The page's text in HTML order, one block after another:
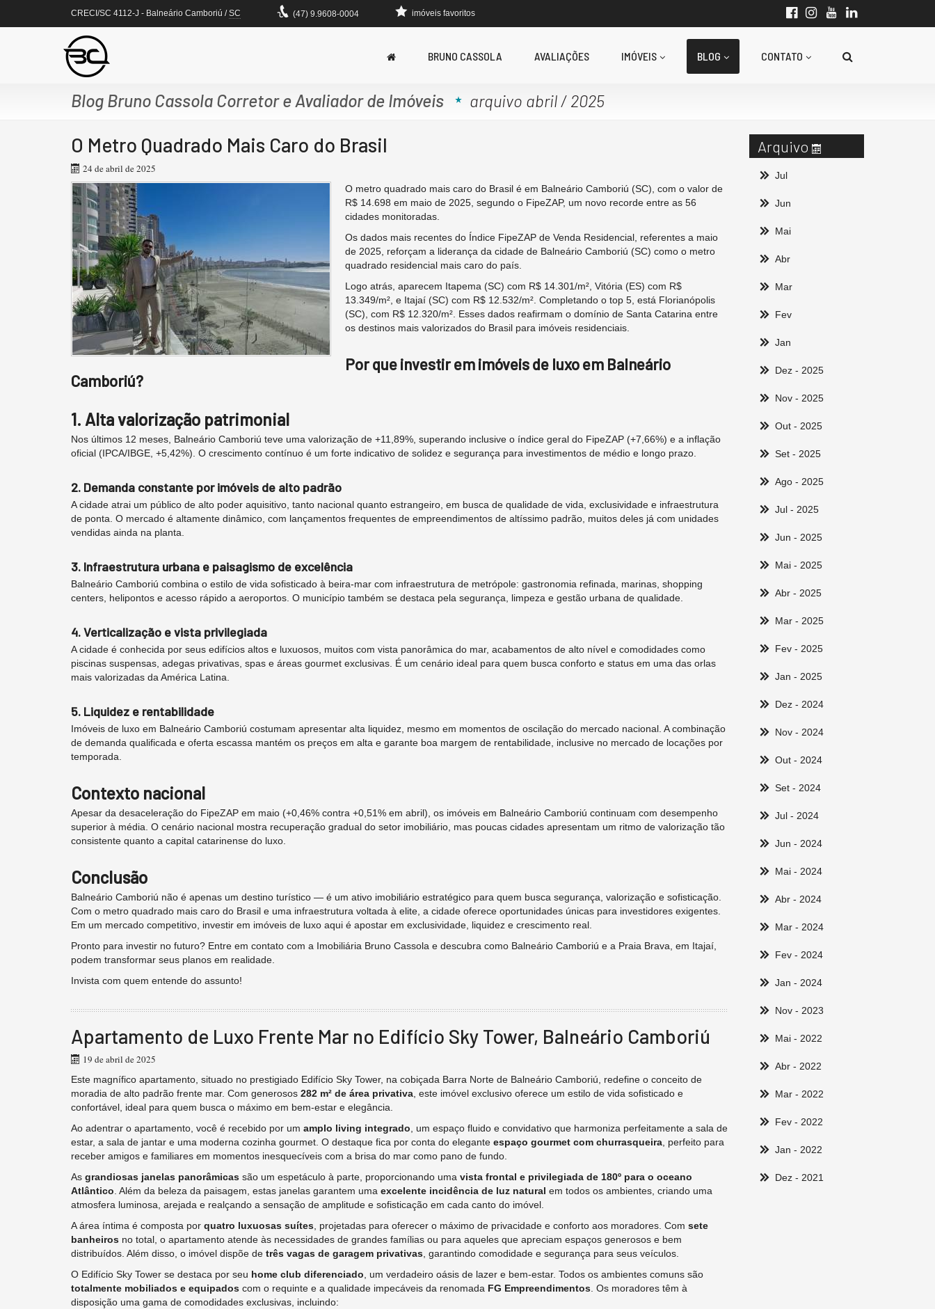
CRECI/SC 4112-J - Balneário Camboriú /SC (47) 9.9608-0004 imóveis favoritos
BRUNO CASSOLA AVALIAÇÕES IMÓVEIS BLOG CONTATO
Blog Bruno Cassola Corretor e Avaliador de Imóveis arquivo abril / 2025
O Metro Quadrado Mais Caro do Brasil
24 de abril de 2025
O metro quadrado mais caro do Brasil é em Balneário Camboriú (SC), com o valor de
R$ 14.698 em maio de 2025, segundo o FipeZAP, um novo recorde entre as 56
cidades monitoradas.
Os dados mais recentes do Índice FipeZAP de Venda Residencial, referentes a maio
de 2025, reforçam a liderança da cidade de Balneário Camboriú (SC) como o metro
quadrado residencial mais caro do país.
Logo atrás, aparecem Itapema (SC) com R$ 14.301/m², Vitória (ES) com R$
13.349/m², e Itajaí (SC) com R$ 12.532/m². Completando o top 5, está Florianópolis
(SC), com R$ 12.320/m². Esses dados reafirmam o domínio de Santa Catarina entre
os destinos mais valorizados do Brasil para imóveis residenciais.
Por que investir em imóveis de luxo em Balneário
Camboriú?
1. Alta valorização patrimonial
Nos últimos 12 meses, Balneário Camboriú teve uma valorização de +11,89%, superando inclusive o índice geral do FipeZAP (+7,66%) e a inflação
oficial (IPCA/IBGE, +5,42%). O crescimento contínuo é um forte indicativo de solidez e segurança para investimentos de médio e longo prazo.
2. Demanda constante por imóveis de alto padrão
A cidade atrai um público de alto poder aquisitivo, tanto nacional quanto estrangeiro, em busca de qualidade de vida, exclusividade e infraestrutura
de ponta. O mercado é altamente dinâmico, com lançamentos frequentes de empreendimentos de altíssimo padrão, muitos deles já com unidades
vendidas ainda na planta.
3. Infraestrutura urbana e paisagismo de excelência
Balneário Camboriú combina o estilo de vida sofisticado à beira-mar com infraestrutura de metrópole: gastronomia refinada, marinas, shopping
centers, helipontos e acesso rápido a aeroportos. O município também se destaca pela segurança, limpeza e gestão urbana de qualidade.
4. Verticalização e vista privilegiada
A cidade é conhecida por seus edifícios altos e luxuosos, muitos com vista panorâmica do mar, acabamentos de alto nível e comodidades como
piscinas suspensas, adegas privativas, spas e áreas gourmet exclusivas. É um cenário ideal para quem busca conforto e status em uma das orlas
mais valorizadas da América Latina.
5. Liquidez e rentabilidade
Imóveis de luxo em Balneário Camboriú costumam apresentar alta liquidez, mesmo em momentos de oscilação do mercado nacional. A combinação
de demanda qualificada e oferta escassa mantém os preços em alta e garante boa margem de rentabilidade, inclusive no mercado de locações por
temporada.
Contexto nacional
Apesar da desaceleração do FipeZAP em maio (+0,46% contra +0,51% em abril), os imóveis em Balneário Camboriú continuam com desempenho
superior à média. O cenário nacional mostra recuperação gradual do setor imobiliário, mas poucas cidades apresentam um ritmo de valorização tão
consistente quanto a capital catarinense do luxo.
Conclusão
Balneário Camboriú não é apenas um destino turístico — é um ativo imobiliário estratégico para quem busca segurança, valorização e sofisticação.
Com o metro quadrado mais caro do Brasil e uma infraestrutura voltada à elite, a cidade oferece oportunidades únicas para investidores exigentes.
Em um mercado competitivo, investir em imóveis de luxo aqui é apostar em exclusividade, liquidez e crescimento real.
Pronto para investir no futuro? Entre em contato com a Imobiliária Bruno Cassola e descubra como Balneário Camboriú e a Praia Brava, em Itajaí,
podem transformar seus planos em realidade.
Invista com quem entende do assunto!
Apartamento de Luxo Frente Mar no Edifício Sky Tower, Balneário Camboriú
19 de abril de 2025
Este magnífico apartamento, situado no prestigiado Edifício Sky Tower, na cobiçada Barra Norte de Balneário Camboriú, redefine o conceito de
moradia de alto padrão frente mar. Com generosos 282 m² de área privativa , este imóvel exclusivo oferece um estilo de vida sofisticado e
confortável, ideal para quem busca o máximo em bem-estar e elegância.
Ao adentrar o apartamento, você é recebido por um amplo living integrado , um espaço fluido e convidativo que harmoniza perfeitamente a sala de
estar, a sala de jantar e uma moderna cozinha gourmet. O destaque fica por conta do elegante espaço gourmet com churrasqueira , perfeito para
receber amigos e familiares em momentos inesquecíveis com a brisa do mar como pano de fundo.
As grandiosas janelas panorâmicas são um espetáculo à parte, proporcionando uma vista frontal e privilegiada de 180º para o oceano
Atlântico . Além da beleza da paisagem, estas janelas garantem uma excelente incidência de luz natural em todos os ambientes, criando uma
atmosfera luminosa, arejada e realçando a sensação de amplitude e sofisticação em cada canto do imóvel.
A área íntima é composta por quatro luxuosas suítes , projetadas para oferecer o máximo de privacidade e conforto aos moradores. Com sete
banheiros no total, o apartamento atende às necessidades de grandes famílias ou para aqueles que apreciam espaços generosos e bem
distribuídos. Além disso, o imóvel dispõe de três vagas de garagem privativas , garantindo comodidade e segurança para seus veículos.
O Edifício Sky Tower se destaca por seu home club diferenciado , um verdadeiro oásis de lazer e bem-estar. Todos os ambientes comuns são
totalmente mobiliados e equipados com o requinte e a qualidade impecáveis da renomada FG Empreendimentos . Os moradores têm à
disposição uma gama de comodidades exclusivas, incluindo:
Arquivo
Jul
Jun
Mai
Abr
Mar
Fev
Jan
Dez - 2025
Nov - 2025
Out - 2025
Set - 2025
Ago - 2025
Jul - 2025
Jun - 2025
Mai - 2025
Abr - 2025
Mar - 2025
Fev - 2025
Jan - 2025
Dez - 2024
Nov - 2024
Out - 2024
Set - 2024
Jul - 2024
Jun - 2024
Mai - 2024
Abr - 2024
Mar - 2024
Fev - 2024
Jan - 2024
Nov - 2023
Mai - 2022
Abr - 2022
Mar - 2022
Fev - 2022
Jan - 2022
Dez - 2021